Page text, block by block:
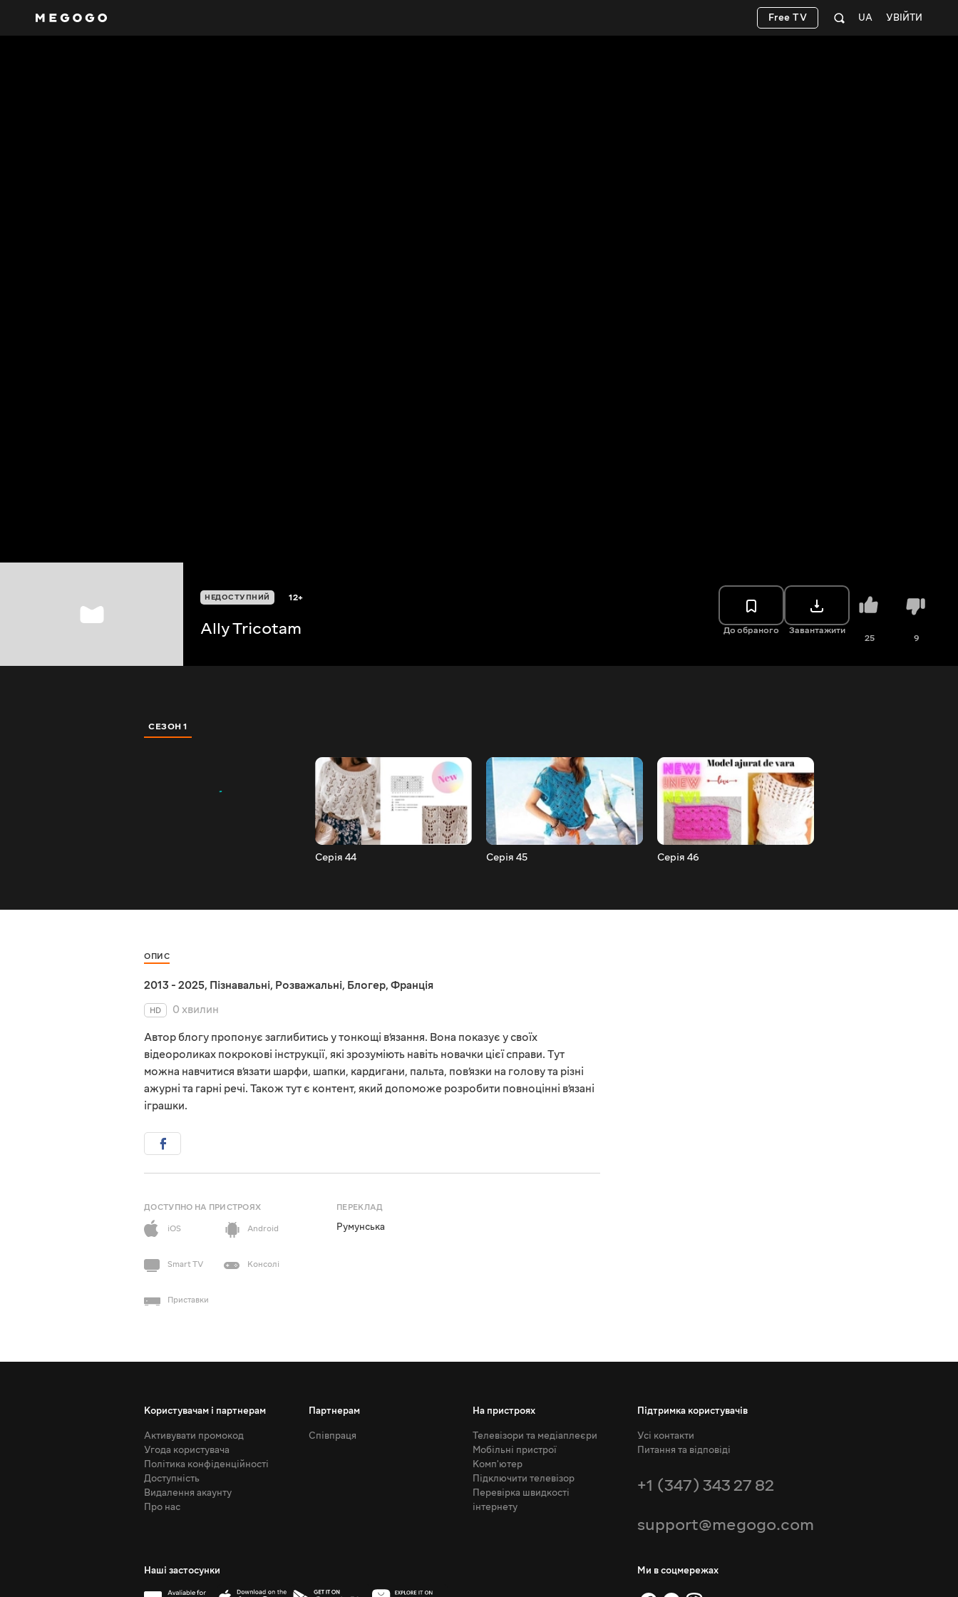
УВІЙТИ
UA
Free TV
НЕДОСТУПНИЙ 12+
Ally Tricotam До обраного Завантажити
25 9
СЕЗОН 1
Серія 44 Серія 45 Серія 46
ОПИС
2013 - 2025, Пізнавальні, Розважальні, Блогер, Франція
HD
0 хвилин
Автор блогу пропонує заглибитись у тонкощі в’язання. Вона показує у своїх
відеороликах покрокові інструкції, які зрозуміють навіть новачки цієї справи. Тут
можна навчитися в’язати шарфи, шапки, кардигани, пальта, пов’язки на голову та різні
ажурні та гарні речі. Також тут є контент, який допоможе розробити повноцінні в’язані
іграшки.
ДОСТУПНО НА ПРИСТРОЯХ
iOS
Android
Smart TV Консолі
Приставки
ПЕРЕКЛАД
Румунська
Користувачам і партнерам
Активувати промокод
Угода користувача
Політика конфіденційності
Доступність
Видалення акаунту
Про нас
Партнерам
Співпраця
На пристроях
Телевізори та медіаплеєри
Мобільні пристрої
Комп'ютер
Підключити телевізор
Перевірка швидкості
інтернету
Підтримка користувачів
Усі контакти
Питання та відповіді
+1 (347) 343 27 82
support@megogo.com
Наші застосунки Ми в соцмережах